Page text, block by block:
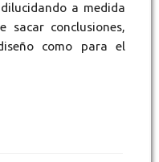
a medida
conclusiones,
como para el